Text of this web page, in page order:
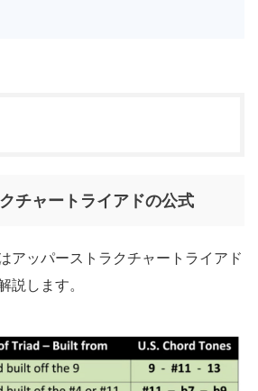
チャートライアドの公式
アッパーストラクチャートライアド
説します。